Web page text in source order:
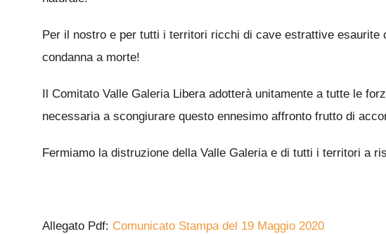
Per il nostro e per tutti i territori ricchi di cave estrattive esaurite
condanna a morte!
Il Comitato Valle Galeria Libera adotterà unitamente a tutte le
necessaria a scongiurare questo ennesimo affronto frutto di
️Fermiamo la distruzione della Valle Galeria e di tutti i territori a
Allegato Pdf: Comunicato Stampa del 19 Maggio 2020